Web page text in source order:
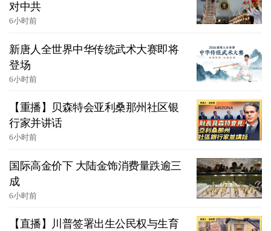
对中共
6小时前
新唐人全世界中华传统武术大赛即将
登场
6小时前
【重播】贝森特会亚利桑那州社区银
行家并讲话
6小时前
国际高金价下 大陆金饰消费量跌逾三
成
6小时前
【直播】川普签署出生公民权与生育